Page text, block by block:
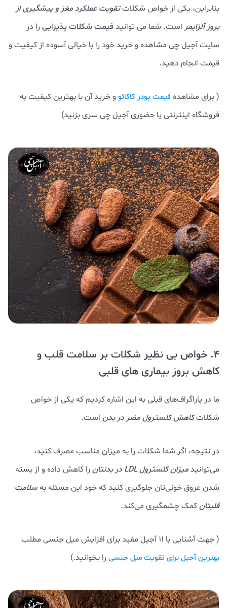
بنابراین، یکی از خواص شکلاتتقویت عملکرد مغز و پیشگیری از
بروز آلزایمر است. شما می توانیدفیمت شکلات پذیرایی را در
سایت آجیل چی مشاهده و خرید خود را با خیالی آسوده از کیفیت و
قیمت انجام دهید.
( برای مشاهده قیمت پودر کاکائو و خرید آن با بهترین کیفیت به
فروشگاه اینترنتی یا حضوری آجیل چی سری بزنید)
4. خواص بی نظیر شکلات بر سلامت قلب و
کاهش بروز بیماری های قلبی
ما در پاراگراف‌های قبلی به این اشاره کردیم که یکی از خواص
شکلاتکاهش کلسترول مضر در بدن است.
در نتیجه، اگر شما شکلات را به میزان مناسب مصرف کنید،
می‌توانیدمیزان کلسترول LDL در بدنتان
را کاهش داده و از بسته
شدن عروق خونی‌تان جلوگیری کنید که خود این مسئله بهسلامت
قلبتانکمک چشمگیری می‌کند.
( جهت آشنایی با 11 آجیل مفید برای افزایش میل جنسی مطلب
بهترین آجیل برای تقویت میل جنسی را بخوانید.)